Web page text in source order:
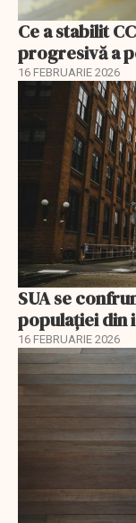
Ce a stabilit
progresivă a
16 FEBRUARIE 2026
SUA se
populației din
16 FEBRUARIE 2026